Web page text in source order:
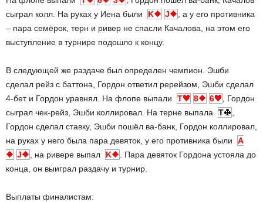
сыграл колл. На руках у Иена были
K J
, а у его противника
– пара семёрок, терн и ривер не спасли Качалова, на этом его
выступление в турнире подошло к концу.
В следующей же раздаче был определен чемпион. Эшби
сделал рейз с баттона, Гордон ответил ререйзом, Эшби сделал
4-бет и Гордон уравнял. На флопе выпали T 8 6
, Гордон
сыграл чек-рейз, Эшби коллировал. На терне выпала T
Гордон сделал ставку, Эшби пошёл ва-банк, Гордон коллировал,
на руках у него была пара девяток, у его противника были A
J
, на ривере выпал K
. Пара девяток Гордона устояла до
конца, он выиграл раздачу и турнир.
Выплаты финалистам: